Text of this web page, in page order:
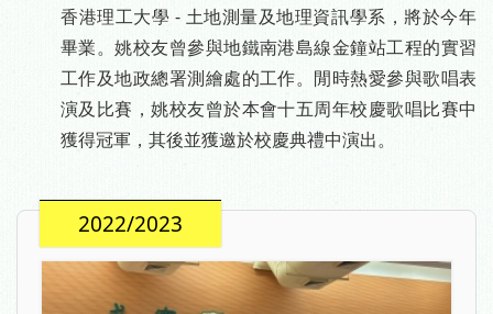
香港理工大學 - 土地測量及地理資訊學系，將於今年
畢業。姚校友曾參與地鐵南港島線金鐘站工程的實習
工作及地政總署測繪處的工作。閒時熱愛參與歌唱表
演及比賽，姚校友曾於本會十五周年校慶歌唱比賽中
獲得冠軍，其後並獲邀於校慶典禮中演出。
2022/2023